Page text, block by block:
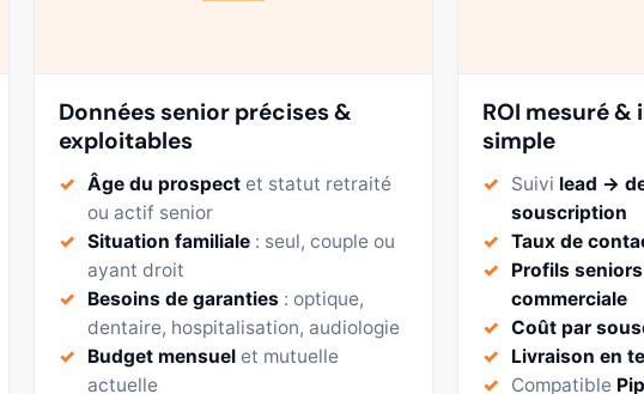
Données senior précises &
exploitables
Âge du prospectet statut retraité
ou actif senior
Situation familiale: seul, couple ou
ayant droit
Besoins de garanties : optique,
dentaire, hospitalisation, audiologie
Budget mensuelet mutuelle
actuelle
ROI mesuré
simple
Suivi lead →
souscription
Taux de
Profils
commerciale
Coût par
Livraison en
Compatible